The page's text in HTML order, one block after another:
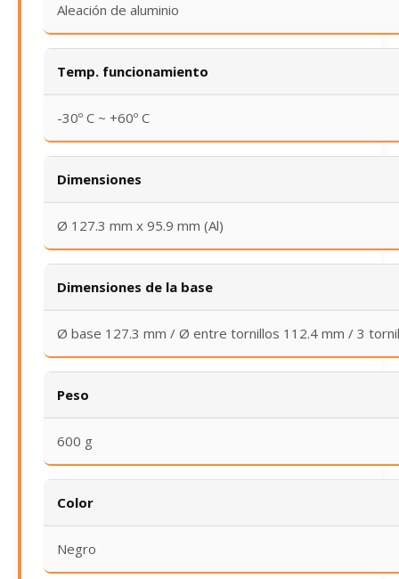
Aleación de aluminio
Temp. funcionamiento
-30º C ~ +60º C
Dimensiones
Ø 127.3 mm x 95.9 mm (Al)
Dimensiones de la base
Ø base 127.3 mm / Ø entre tornillos 112.4 mm / 3
Peso
600 g
Color
Negro